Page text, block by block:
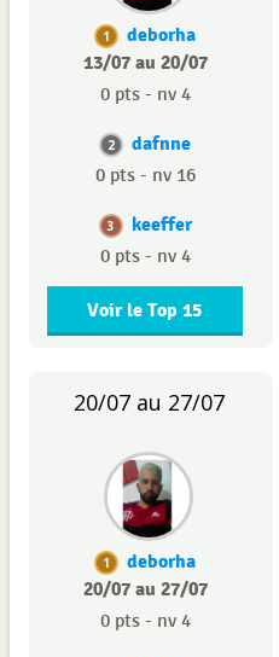
1
deborha
13/07 au 20/07
0 pts - nv 4
2 dafnne
0 pts - nv 16
3 keeffer
0 pts - nv 4
Voir le Top 15
20/07 au 27/07
1
deborha
20/07 au 27/07
0 pts - nv 4